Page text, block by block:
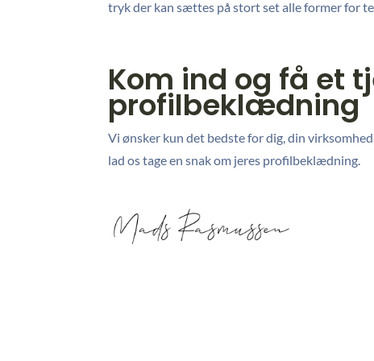
tryk der kan sættes på stort set alle former for
Kom ind og få et
profilbeklædning
Vi ønsker kun det bedste for dig, din
lad os tage en snak om jeres profilbeklædning.